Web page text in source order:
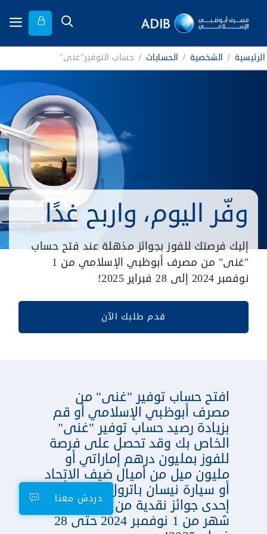
الرئيسية / الشخصية / الحسابات / حساب التوفير"غنى"
وفّر اليوم، واربح غدًا
إليك فرصتك للفوز بجوائز مذهلة عند فتح حساب
"غنى" من مصرف أبوظبي الإسلامي من 1
نوفمبر 2024 إلى 28 فبراير 2025!
قدم طلبك الآن
افتح حساب توفير "غنى" من
مصرف أبوظبي الإسلامي أو قم
بزيادة رصيد حساب توفير "غنى"
الخاص بك وقد تحصل على فرصة
للفوز بمليون درهم إماراتي أو
مليون ميل من أميال ضيف الاتحاد
أو سيارة نيسان باترول جديدة أو
إحدى جوائز نقدية من 45 جائزة كل
شهر من 1 نوفمبر 2024 حتى 28
دردش معنا